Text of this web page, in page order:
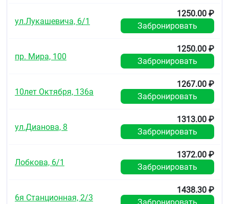
ул.Лукашевича, 6/1
1250.00 ₽
Забронировать
пр. Мира, 100
1250.00 ₽
Забронировать
10лет Октября, 136а
1267.00 ₽
Забронировать
ул.Дианова, 8
1313.00 ₽
Забронировать
Лобкова, 6/1
1372.00 ₽
Забронировать
6я Станционная, 2/3
1438.30 ₽